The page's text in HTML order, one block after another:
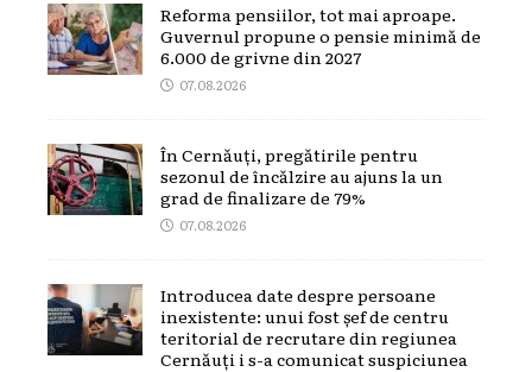
Reforma pensiilor, tot mai aproape.
Guvernul propune o pensie minimă de
6.000 de grivne din 2027
07.08.2026
În Cernăuți, pregătirile pentru
sezonul de încălzire au ajuns la un
grad de finalizare de 79%
07.08.2026
Introducea date despre persoane
inexistente: unui fost șef de centru
teritorial de recrutare din regiunea
Cernăuți i s-a comunicat suspiciunea